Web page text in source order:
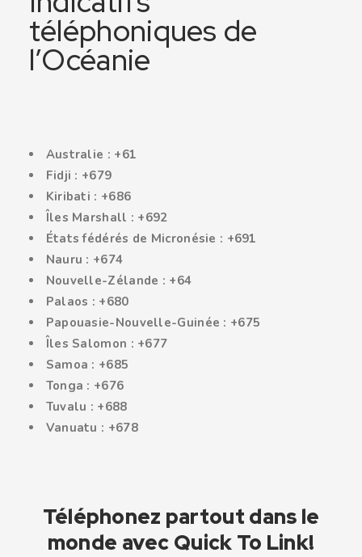
téléphoniques de
l’Océanie
Australie : +61
Fidji : +679
Kiribati : +686
Îles Marshall : +692
États fédérés de Micronésie : +691
Nauru : +674
Nouvelle-Zélande : +64
Palaos : +680
Papouasie-Nouvelle-Guinée : +675
Îles Salomon : +677
Samoa : +685
Tonga : +676
Tuvalu : +688
Vanuatu : +678
Téléphonez partout dans le
monde avec Quick To Link!